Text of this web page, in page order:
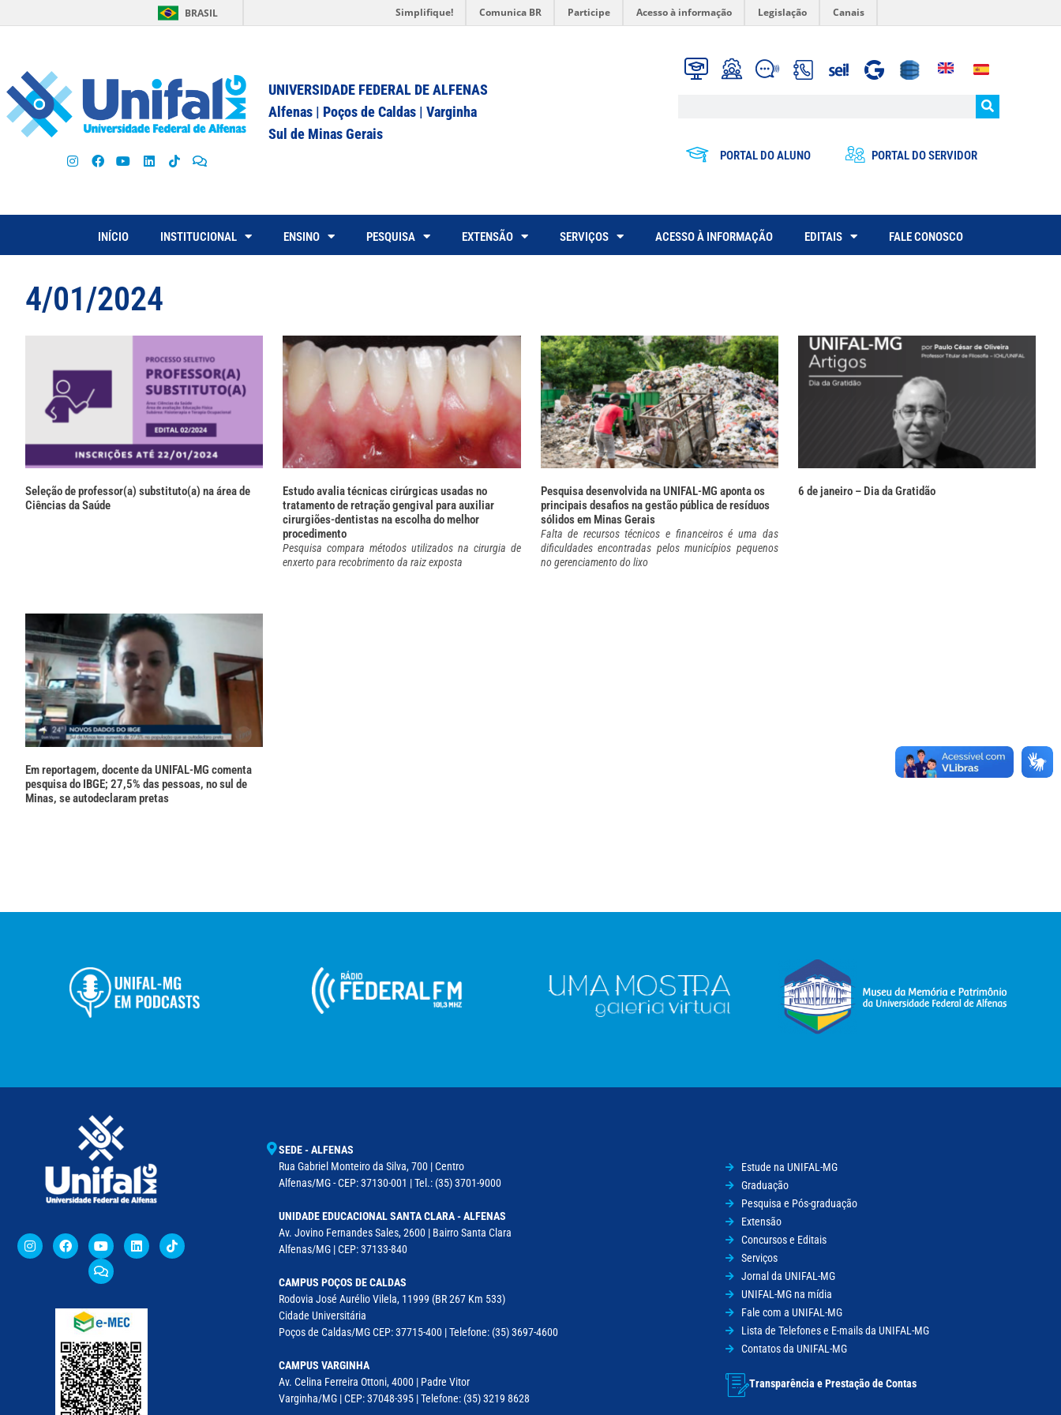
BRASIL Simplifique! Comunica BR Participe Acesso à informação Legislação Canais
UNIVERSIDADE FEDERAL DE ALFENAS
Alfenas | Poços de Caldas | Varginha
Sul de Minas Gerais
PORTAL DO ALUNO PORTAL DO SERVIDOR
INÍCIO INSTITUCIONAL ENSINO PESQUISA EXTENSÃO SERVIÇOS ACESSO À INFORMAÇÃO EDITAIS FALE CONOSCO
4/01/2024
Seleção de professor(a) substituto(a) na área de
Ciências da Saúde
Estudo avalia técnicas cirúrgicas usadas no
tratamento de retração gengival para auxiliar
cirurgiões-dentistas na escolha do melhor
procedimento
Pesquisa compara métodos utilizados na cirurgia de
enxerto para recobrimento da raiz exposta
Pesquisa desenvolvida na UNIFAL-MG aponta os
principais desafios na gestão pública de resíduos
sólidos em Minas Gerais
Falta de recursos técnicos e financeiros é uma das
dificuldades encontradas pelos municípios pequenos
no gerenciamento do lixo
6 de janeiro – Dia da Gratidão
Em reportagem, docente da UNIFAL-MG comenta
pesquisa do IBGE; 27,5% das pessoas, no sul de
Minas, se autodeclaram pretas
SEDE - ALFENAS
Rua Gabriel Monteiro da Silva, 700 | Centro
Alfenas/MG - CEP: 37130-001 | Tel.: (35) 3701-9000
UNIDADE EDUCACIONAL SANTA CLARA - ALFENAS
Av. Jovino Fernandes Sales, 2600 | Bairro Santa Clara
Alfenas/MG | CEP: 37133-840
CAMPUS POÇOS DE CALDAS
Rodovia José Aurélio Vilela, 11999 (BR 267 Km 533)
Cidade Universitária
Poços de Caldas/MG CEP: 37715-400 | Telefone: (35) 3697-4600
CAMPUS VARGINHA
Av. Celina Ferreira Ottoni, 4000 | Padre Vitor
Varginha/MG | CEP: 37048-395 | Telefone: (35) 3219 8628
Estude na UNIFAL-MG
Graduação
Pesquisa e Pós-graduação
Extensão
Concursos e Editais
Serviços
Jornal da UNIFAL-MG
UNIFAL-MG na mídia
Fale com a UNIFAL-MG
Lista de Telefones e E-mails da UNIFAL-MG
Contatos da UNIFAL-MG
Transparência e Prestação de Contas